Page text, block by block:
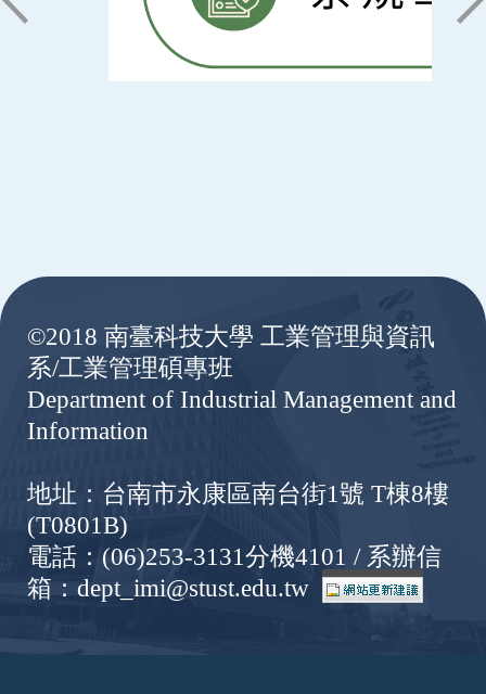
©2018 南臺科技大學 工業管理與資訊
系/工業管理碩專班
Department of Industrial Management and
Information
地址：台南市永康區南台街1號 T棟8樓
(T0801B)
電話：(06)253-3131分機4101 / 系辦信
箱：dept_imi@stust.edu.tw